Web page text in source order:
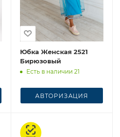
Юбка Женская 2521
Бирюзовый
Есть в наличии 21
АВТОРИЗАЦИЯ
Честный знак